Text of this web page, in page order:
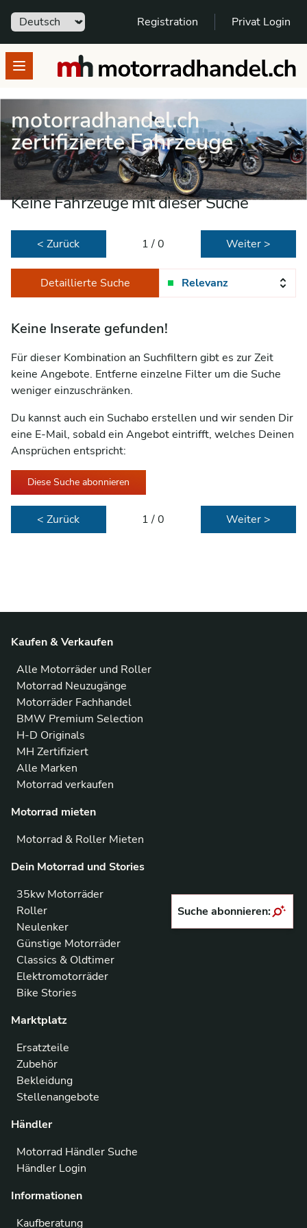
Sprache Registration Privat Login
Open menumotorradhandel.ch
motorradhandel.ch
zertifizierte Fahrzeuge
Keine Fahrzeuge mit dieser Suche
< Zurück 1 / 0 Weiter >
Detaillierte Suche Relevanz
Keine Inserate gefunden!
Für dieser Kombination an Suchfiltern gibt es zur Zeit
keine Angebote. Entferne einzelne Filter um die Suche
weniger einzuschränken.
Du kannst auch ein Suchabo erstellen und wir senden Dir
eine E-Mail, sobald ein Angebot eintrifft, welches Deinen
Ansprüchen entspricht:
Diese Suche abonnieren
< Zurück 1 / 0 Weiter >
Kaufen & Verkaufen
Alle Motorräder und Roller
Motorrad Neuzugänge
Motorräder Fachhandel
BMW Premium Selection
H-D Originals
MH Zertifiziert
Alle Marken
Motorrad verkaufen
Motorrad mieten
Motorrad & Roller Mieten
Dein Motorrad und Stories
35kw Motorräder
Roller
Neulenker
Günstige Motorräder
Classics & Oldtimer
Elektromotorräder
Bike Stories
Marktplatz
Ersatzteile
Zubehör
Bekleidung
Stellenangebote
Händler
Motorrad Händler Suche
Händler Login
Informationen
Kaufberatung
Suche abonnieren: